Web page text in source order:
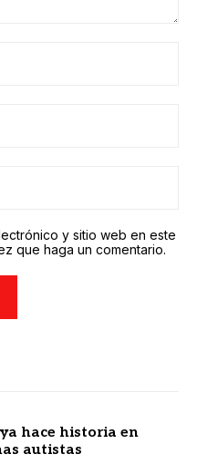
y sitio web en este
que haga un comentario.
hace historia en
autistas